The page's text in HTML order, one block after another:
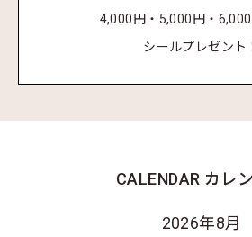
4,000円・5,000円・
シールプレゼント
CALENDAR カレ
2026年8月